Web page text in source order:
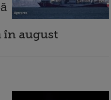
în august